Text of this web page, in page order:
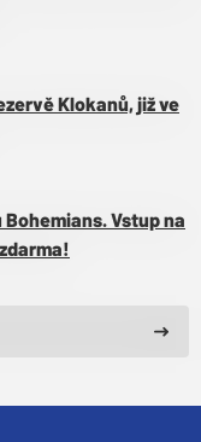
Klokanů, již ve
Vstup na